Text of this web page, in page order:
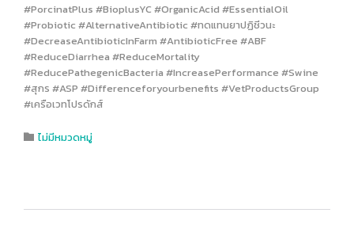
#PorcinatPlus #BioplusYC #OrganicAcid #EssentialOil
#Probiotic #AlternativeAntibiotic #ทดแทนยาปฏิชีวนะ
#DecreaseAntibioticInFarm #AntibioticFree #ABF
#ReduceDiarrhea #ReduceMortality
#ReducePathegenicBacteria #IncreasePerformance #Swine
#สุกร #ASP #Differenceforyourbenefits #VetProductsGroup
#เครือเวทโปรดักส์
 Category
ไม่มีหมวดหมู่